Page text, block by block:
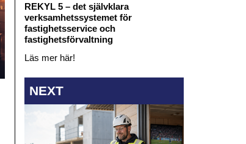
REKYL 5 – det självklara
verksamhetssystemet för
fastighetsservice och
fastighetsförvaltning
Läs mer här!
NEXT